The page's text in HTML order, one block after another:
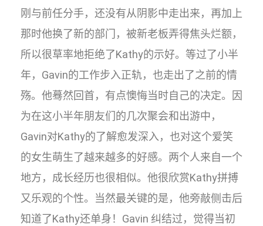
刚与前任分手，还没有从阴影中走出来，再加上
那时他换了新的部门，被新老板弄得焦头烂额，
所以很草率地拒绝了Kathy的示好。等过了小半
年，Gavin的工作步入正轨，也走出了之前的情
殇。他蓦然回首，有点懊悔当时自己的决定。因
为在这小半年朋友们的几次聚会和出游中，
Gavin对Kathy的了解愈发深入，也对这个爱笑
的女生萌生了越来越多的好感。两个人来自一个
地方，成长经历也很相似。他很欣赏Kathy拼搏
又乐观的个性。当然最关键的是，他旁敲侧击后
知道了Kathy还单身！Gavin 纠结过，觉得当初